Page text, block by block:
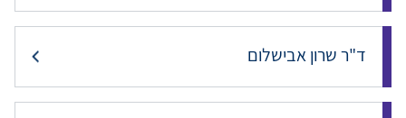
ד"ר שרון אבישלום